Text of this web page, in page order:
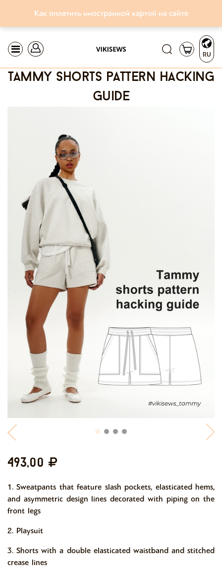
Как оплатить иностранной картой на сайте
RU
tammy shorts pattern hacking
guide
493,00
1. Sweatpants that feature slash pockets, elasticated hems,
and asymmetric design lines decorated with piping on the
front legs
2. Playsuit
3. Shorts with a double elasticated waistband and stitched
crease lines